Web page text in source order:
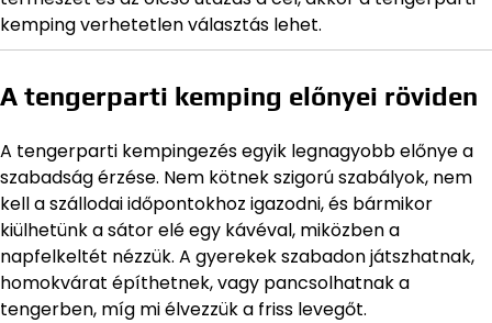
kemping verhetetlen választás lehet.
A tengerparti kemping előnyei röviden
A tengerparti kempingezés egyik legnagyobb előnye a
szabadság érzése. Nem kötnek szigorú szabályok, nem
kell a szállodai időpontokhoz igazodni, és bármikor
kiülhetünk a sátor elé egy kávéval, miközben a
napfelkeltét nézzük. A gyerekek szabadon játszhatnak,
homokvárat építhetnek, vagy pancsolhatnak a
tengerben, míg mi élvezzük a friss levegőt.